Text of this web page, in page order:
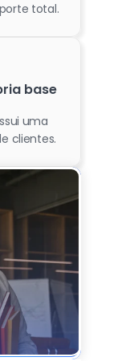
total.
base
uma
clientes.